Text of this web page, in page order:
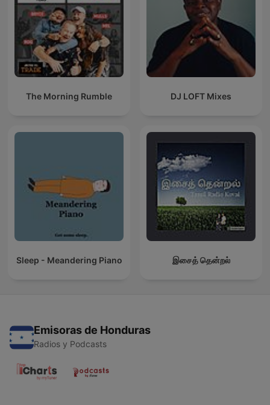
The Morning Rumble DJ LOFT Mixes
Sleep - Meandering Piano இசைத் தென்றல்
Emisoras de Honduras
Radios y Podcasts